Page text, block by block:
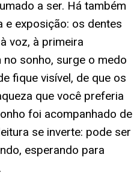
a ser. Há também
e exposição: os dentes
voz, à primeira
sonho, surge o medo
fique visível, de que os
que você preferia
foi acompanhado de
se inverte: pode ser
esperando para